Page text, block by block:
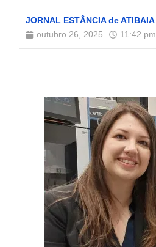
JORNAL ESTÂNCIA de ATIBAIA
outubro 26, 2025
11:42 pm